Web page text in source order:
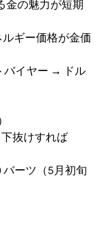
金の魅力が短期
ギー価格が金価
バイヤー → ドル
抜けすれば
バーツ（5月初旬